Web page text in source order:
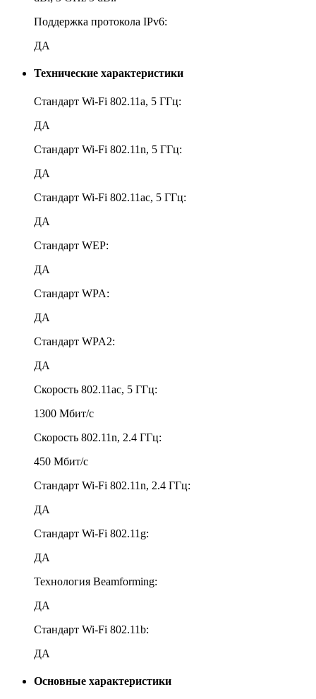
Поддержка протокола IPv6:
ДА
Технические характеристики
Стандарт Wi-Fi 802.11a, 5 ГГц:
ДА
Стандарт Wi-Fi 802.11n, 5 ГГц:
ДА
Стандарт Wi-Fi 802.11ac, 5 ГГц:
ДА
Стандарт WEP:
ДА
Стандарт WPA:
ДА
Стандарт WPA2:
ДА
Скорость 802.11ac, 5 ГГц:
1300 Мбит/с
Скорость 802.11n, 2.4 ГГц:
450 Мбит/с
Стандарт Wi-Fi 802.11n, 2.4 ГГц:
ДА
Стандарт Wi-Fi 802.11g:
ДА
Технология Beamforming:
ДА
Стандарт Wi-Fi 802.11b:
ДА
Основные характеристики